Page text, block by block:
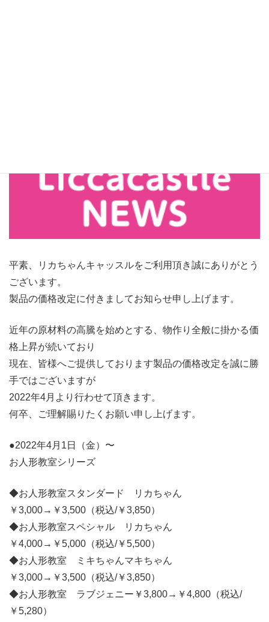
平素、リカちゃんキャッスルをご利用頂き誠にありがとう
ございます。
製品の価格改定に付きましてお知らせ申し上げます。
近年の原材料の高騰を始めとする、物作り全般に掛かる価
格上昇が続いており
現在、皆様へご提供しております製品の価格改定を誠に勝
手ではございますが
2022年4月より行わせて頂きます。
何卒、ご理解賜りたくお願い申し上げます。
●2022年4月1日（金）〜
お人形教室シリーズ
◆お人形教室スタンダード リカちゃん
￥3,000→￥3,500（税込/￥3,850）
◆お人形教室スペシャル リカちゃん
￥4,000→￥5,000（税込/￥5,500）
◆お人形教室 ミキちゃんマキちゃん
￥3,000→￥3,500（税込/￥3,850）
◆お人形教室 ラブジェニー￥3,800→￥4,800（税込/
￥5,280）